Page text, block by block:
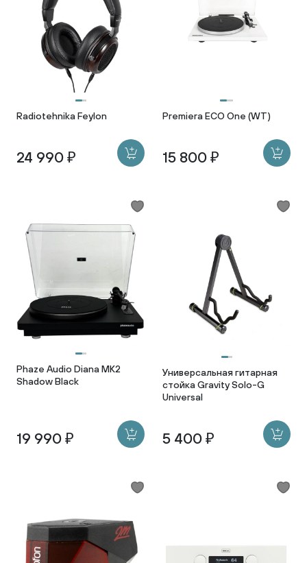
Radiotehnika Feylon
24 990 ₽
Premiera ECO One (WT)
15 800 ₽
Phaze Audio Diana MK2
Shadow Black
19 990 ₽
Универсальная гитарная
стойка Gravity Solo-G
Universal
5 400 ₽